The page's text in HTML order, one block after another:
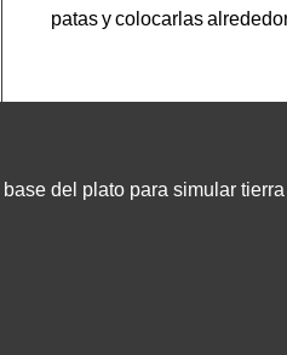
patas y colocarlas
del plato para simular